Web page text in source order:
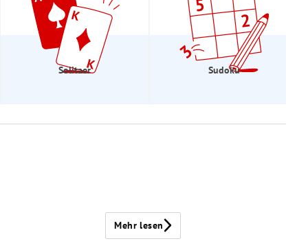
Solitaer Sudoku
Mehr lesen